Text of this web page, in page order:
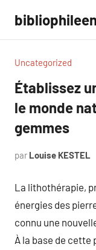
contenu
Uncategorized
Établissez
le monde
gemmes
par Louise KESTEL
La lithothérapie,
énergies des
connu une
À la base de cette